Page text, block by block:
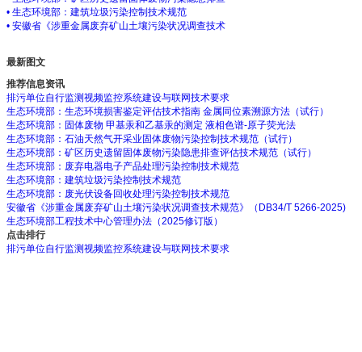
• 生态环境部：建筑垃圾污染控制技术规范
• 安徽省《涉重金属废弃矿山土壤污染状况调查技术
最新图文
推荐信息资讯
排污单位自行监测视频监控系统建设与联网技术要求
生态环境部：生态环境损害鉴定评估技术指南 金属同位素溯源方法（试行）
生态环境部：固体废物 甲基汞和乙基汞的测定 液相色谱-原子荧光法
生态环境部：石油天然气开采业固体废物污染控制技术规范（试行）
生态环境部：矿区历史遗留固体废物污染隐患排查评估技术规范（试行）
生态环境部：废弃电器电子产品处理污染控制技术规范
生态环境部：建筑垃圾污染控制技术规范
生态环境部：废光伏设备回收处理污染控制技术规范
安徽省《涉重金属废弃矿山土壤污染状况调查技术规范》（DB34/T 5266-2025)
生态环境部工程技术中心管理办法（2025修订版）
点击排行
排污单位自行监测视频监控系统建设与联网技术要求